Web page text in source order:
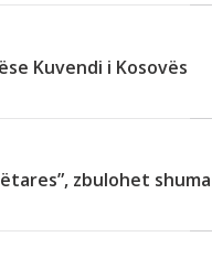
Kuvendi i Kosovës
zbulohet shuma